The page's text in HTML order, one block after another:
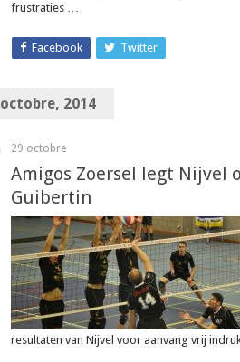
frustraties …
Facebook Twitter
octobre, 2014
29 octobre
Amigos Zoersel legt Nijvel
Guibertin
resultaten van Nijvel voor aanvang vrij